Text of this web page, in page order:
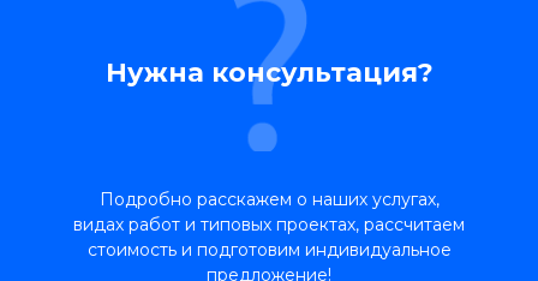
Нужна консультация?
Подробно расскажем о наших услугах,
видах работ и типовых проектах, рассчитаем
стоимость и подготовим индивидуальное
предложение!